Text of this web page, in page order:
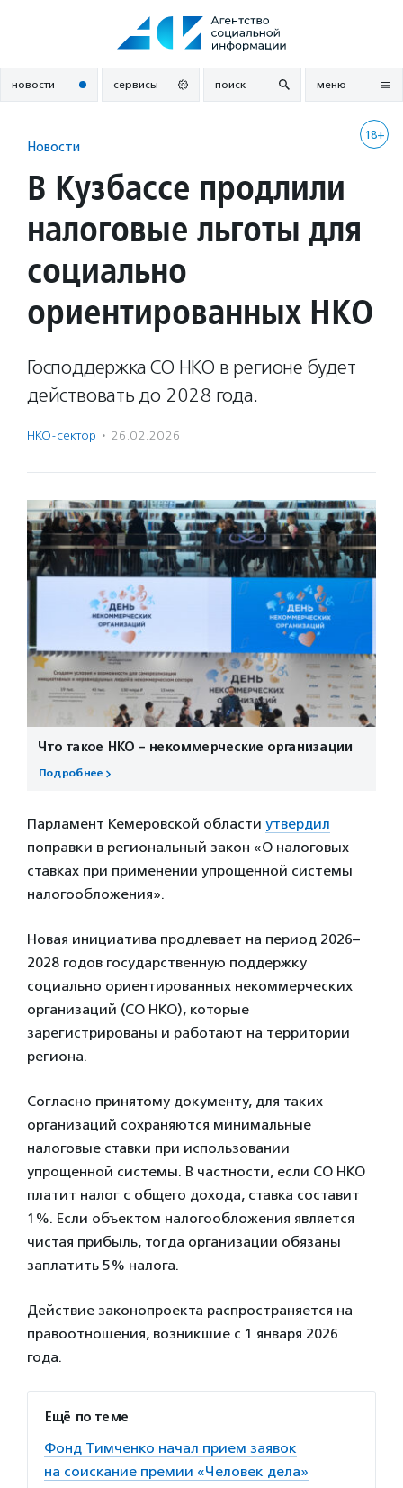
новости сервисы поиск меню
18+
Новости
В Кузбассе продлили
налоговые льготы для
социально
ориентированных НКО
Господдержка СО НКО в регионе будет
действовать до 2028 года.
НКО-сектор · 26.02.2026
Что такое НКО – некоммерческие организации
Подробнее
Парламент Кемеровской области утвердил
поправки в региональный закон «О налоговых
ставках при применении упрощенной системы
налогообложения».
Новая инициатива продлевает на период 2026–
2028 годов государственную поддержку
социально ориентированных некоммерческих
организаций (СО НКО), которые
зарегистрированы и работают на территории
региона.
Согласно принятому документу, для таких
организаций сохраняются минимальные
налоговые ставки при использовании
упрощенной системы. В частности, если СО НКО
платит налог с общего дохода, ставка составит
1%. Если объектом налогообложения является
чистая прибыль, тогда организации обязаны
заплатить 5% налога.
Действие законопроекта распространяется на
правоотношения, возникшие с 1 января 2026
года.
Ещё по теме
Фонд Тимченко начал прием заявок
на соискание премии «Человек дела»